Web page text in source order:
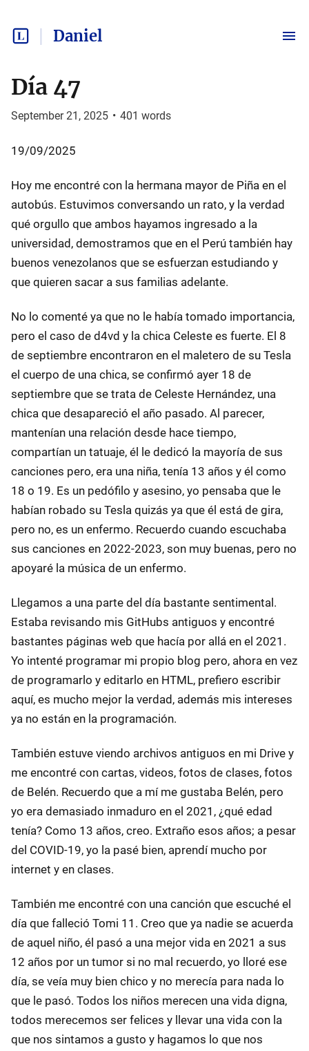
Daniel
Día 47
September 21, 2025 • 401 words
19/09/2025
Hoy me encontré con la hermana mayor de Piña en el
autobús. Estuvimos conversando un rato, y la verdad
qué orgullo que ambos hayamos ingresado a la
universidad, demostramos que en el Perú también hay
buenos venezolanos que se esfuerzan estudiando y
que quieren sacar a sus familias adelante.
No lo comenté ya que no le había tomado importancia,
pero el caso de d4vd y la chica Celeste es fuerte. El 8
de septiembre encontraron en el maletero de su Tesla
el cuerpo de una chica, se confirmó ayer 18 de
septiembre que se trata de Celeste Hernández, una
chica que desapareció el año pasado. Al parecer,
mantenían una relación desde hace tiempo,
compartían un tatuaje, él le dedicó la mayoría de sus
canciones pero, era una niña, tenía 13 años y él como
18 o 19. Es un pedófilo y asesino, yo pensaba que le
habían robado su Tesla quizás ya que él está de gira,
pero no, es un enfermo. Recuerdo cuando escuchaba
sus canciones en 2022-2023, son muy buenas, pero no
apoyaré la música de un enfermo.
Llegamos a una parte del día bastante sentimental.
Estaba revisando mis GitHubs antiguos y encontré
bastantes páginas web que hacía por allá en el 2021.
Yo intenté programar mi propio blog pero, ahora en vez
de programarlo y editarlo en HTML, prefiero escribir
aquí, es mucho mejor la verdad, además mis intereses
ya no están en la programación.
También estuve viendo archivos antiguos en mi Drive y
me encontré con cartas, videos, fotos de clases, fotos
de Belén. Recuerdo que a mí me gustaba Belén, pero
yo era demasiado inmaduro en el 2021, ¿qué edad
tenía? Como 13 años, creo. Extraño esos años; a pesar
del COVID-19, yo la pasé bien, aprendí mucho por
internet y en clases.
También me encontré con una canción que escuché el
día que falleció Tomi 11. Creo que ya nadie se acuerda
de aquel niño, él pasó a una mejor vida en 2021 a sus
12 años por un tumor si no mal recuerdo, yo lloré ese
día, se veía muy bien chico y no merecía para nada lo
que le pasó. Todos los niños merecen una vida digna,
todos merecemos ser felices y llevar una vida con la
que nos sintamos a gusto y hagamos lo que nos